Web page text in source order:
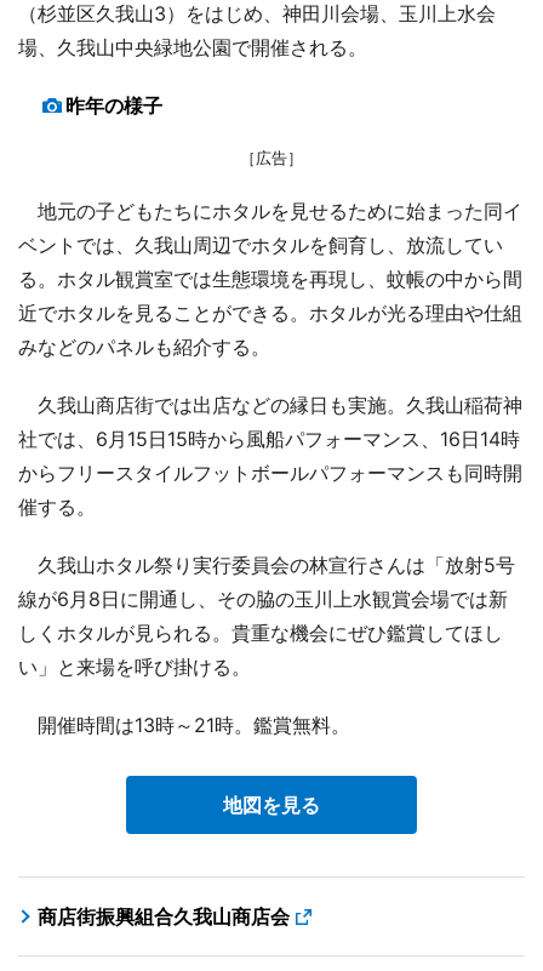
（杉並区久我山3）をはじめ、神田川会場、玉川上水会
場、久我山中央緑地公園で開催される。
昨年の様子
［広告］
地元の子どもたちにホタルを見せるために始まった同イ
ベントでは、久我山周辺でホタルを飼育し、放流してい
る。ホタル観賞室では生態環境を再現し、蚊帳の中から間
近でホタルを見ることができる。ホタルが光る理由や仕組
みなどのパネルも紹介する。
久我山商店街では出店などの縁日も実施。久我山稲荷神
社では、6月15日15時から風船パフォーマンス、16日14時
からフリースタイルフットボールパフォーマンスも同時開
催する。
久我山ホタル祭り実行委員会の林宣行さんは「放射5号
線が6月8日に開通し、その脇の玉川上水観賞会場では新
しくホタルが見られる。貴重な機会にぜひ鑑賞してほし
い」と来場を呼び掛ける。
開催時間は13時～21時。鑑賞無料。
地図を見る
商店街振興組合久我山商店会